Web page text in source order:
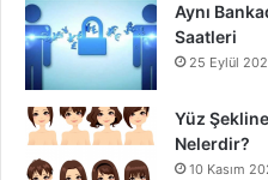
Aynı
Saatleri
25 Eylül
Yüz
Nelerdir?
10 Kasım